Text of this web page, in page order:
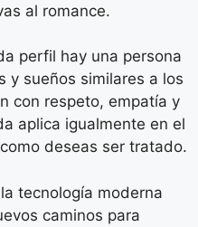
al romance.
perfil hay una persona
y sueños similares a los
con respeto, empatía y
aplica igualmente en el
deseas ser tratado.
tecnología moderna
caminos para